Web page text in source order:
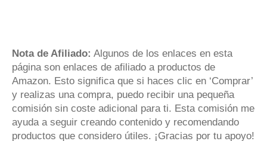
Nota de Afiliado: Algunos de los enlaces en esta
página son enlaces de afiliado a productos de
Amazon. Esto significa que si haces clic en ‘Comprar’
y realizas una compra, puedo recibir una pequeña
comisión sin coste adicional para ti. Esta comisión me
ayuda a seguir creando contenido y recomendando
productos que considero útiles. ¡Gracias por tu apoyo!